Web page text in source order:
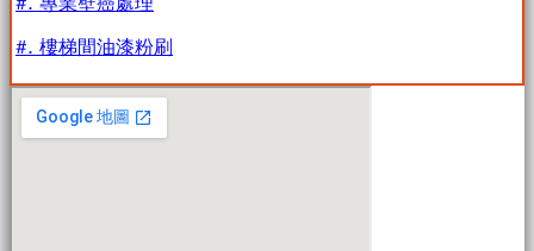
#. 樓梯間油漆粉刷